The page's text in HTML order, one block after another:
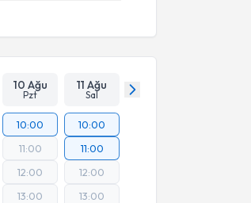
10 Ağu
Pzt
11 Ağu
Sal
10:00
11:00
12:00
13:00
10:00
11:00
12:00
13:00